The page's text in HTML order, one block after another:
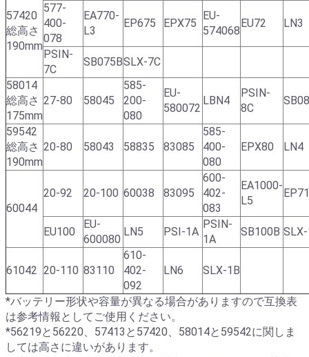
57420
総高さ
190mm
577-
400-
078
EA770-
L3
EP675 EPX75
EU-
574068
EU72 LN3
PSIN-
7C
SB075BSLX-7C
58014
総高さ
175mm
27-80 58045
585-
200-
080
EU-
580072
LBN4
PSIN-
8C
59542
総高さ
190mm
20-80 58043 58835 83085
585-
400-
080
EPX80 LN4
60044
20-92 20-100 60038 83095
600-
402-
083
EA1000-
L5
EU100
EU-
600080
LN5 PSI-1A
PSIN-
1A
SB100B
61042 20-110 83110
610-
402-
092
LN6 SLX-1B
*バッテリー形状や容量が異なる場合がありますので互換表
は参考情報としてご使用ください。
*56219と56220、57413と57420、58014と59542に関しま
しては高さに違いがあります。